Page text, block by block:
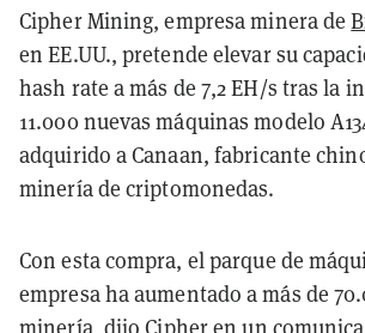
Cipher Mining, empresa minera de
en EE.UU., pretende elevar su
hash rate a más de 7,2 EH/s tras la
11.000 nuevas máquinas modelo
adquirido a Canaan, fabricante
minería de criptomonedas.
Con esta compra, el parque de
empresa ha aumentado a más de